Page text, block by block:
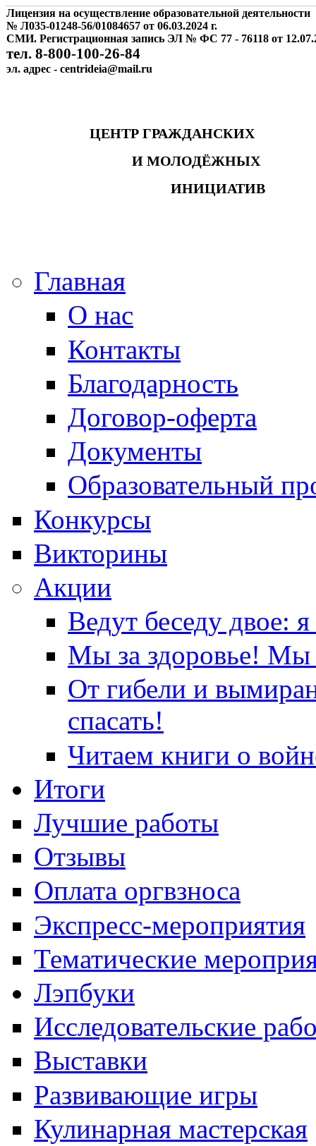
Лицензия на осуществление образовательной деятельности
№ Л035-01248-56/01084657 от 06.03.2024 г.
СМИ. Регистрационная запись ЭЛ № ФС 77 - 76118 от
тел. 8-800-100-26-84
эл. адрес - centrideia@mail.ru
ЦЕНТР ГРАЖДАНСКИХ
И МОЛОДЁЖНЫХ
ИНИЦИАТИВ
Главная
О нас
Контакты
Благодарность
Договор-оферта
Документы
Образовательный
Конкурсы
Викторины
Акции
Ведут беседу двое:
Мы за здоровье! Мы
От гибели и
спасать!
Читаем книги о
Итоги
Лучшие работы
Отзывы
Оплата оргвзноса
Экспресс-мероприятия
Тематические
Лэпбуки
Исследовательские
Выставки
Развивающие игры
Кулинарная мастерская